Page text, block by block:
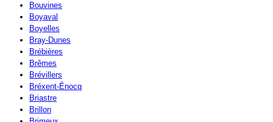
Bouvines
Boyaval
Boyelles
Bray-Dunes
Brébières
Brêmes
Brévillers
Bréxent-Énocq
Briastre
Brillon